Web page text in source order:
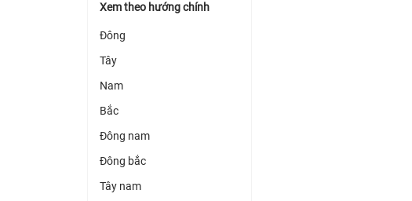
Xem theo hướng chính
Đông
Tây
Nam
Bắc
Đông nam
Đông bắc
Tây nam